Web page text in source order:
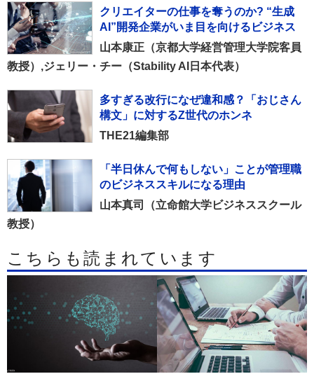
クリエイターの仕事を奪うのか? “生成
AI”開発企業がいま目を向けるビジネス
山本康正（京都大学経営管理大学院客員
教授）,ジェリー・チー（Stability AI日本代表）
多すぎる改行になぜ違和感？「おじさん
構文」に対するZ世代のホンネ
THE21編集部
「半日休んで何もしない」ことが管理職
のビジネススキルになる理由
山本真司（立命館大学ビジネススクール
教授）
こちらも読まれています